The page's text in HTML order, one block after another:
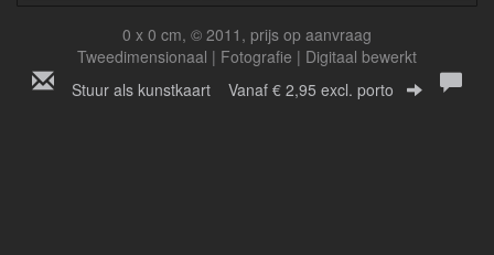
0 x 0 cm, © 2011, prijs op aanvraag
Tweedimensionaal | Fotografie | Digitaal bewerkt
Stuur als kunstkaart Vanaf € 2,95 excl. porto